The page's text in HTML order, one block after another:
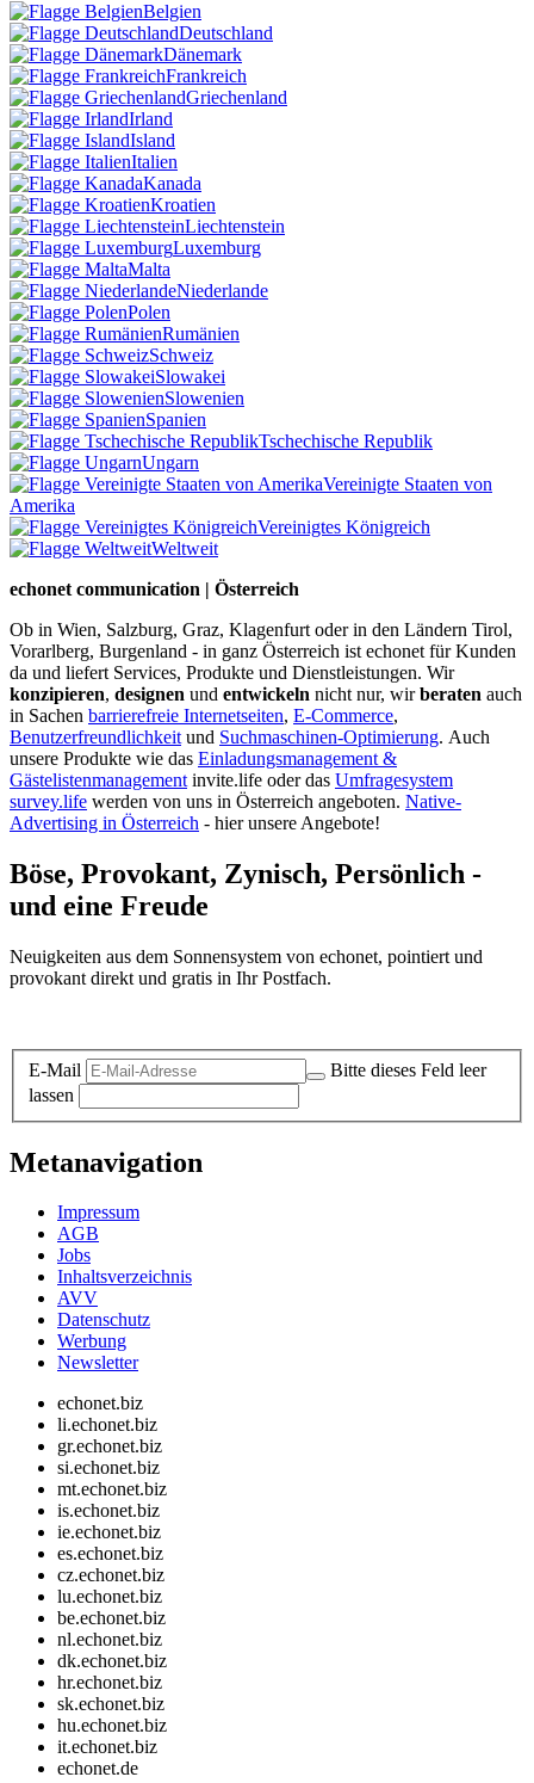
Belgien
Deutschland
Dänemark
Frankreich
Griechenland
Irland
Island
Italien
Kanada
Kroatien
Liechtenstein
Luxemburg
Malta
Niederlande
Polen
Rumänien
Schweiz
Slowakei
Slowenien
Spanien
Tschechische Republik
Ungarn
Vereinigte Staaten von
Amerika
Vereinigtes Königreich
Weltweit
echonet communication | Österreich
Ob in Wien, Salzburg, Graz, Klagenfurt oder in den Ländern Tirol,
Vorarlberg, Burgenland - in ganz Österreich ist echonet für Kunden
da und liefert Services, Produkte und Dienstleistungen. Wir
konzipieren, designen und entwickeln nicht nur, wirberaten auch
in Sachen barrierefreie Internetseiten, E-Commerce,
Benutzerfreundlichkeit und Suchmaschinen-Optimierung. Auch
unsere Produkte wie das Einladungsmanagement &
Gästelistenmanagement invite.life oder das Umfragesystem
survey.life werden von uns in Österreich angeboten. Native-
Advertising in Österreich - hier unsere Angebote!
Böse, Provokant, Zynisch, Persönlich -
und eine Freude
Neuigkeiten aus dem Sonnensystem von echonet, pointiert und
provokant direkt und gratis in Ihr Postfach.
E-Mail
Bitte dieses Feld leer
lassen
Metanavigation
Impressum
AGB
Jobs
Inhaltsverzeichnis
AVV
Datenschutz
Werbung
Newsletter
echonet.biz
li.echonet.biz
gr.echonet.biz
si.echonet.biz
mt.echonet.biz
is.echonet.biz
ie.echonet.biz
es.echonet.biz
cz.echonet.biz
lu.echonet.biz
be.echonet.biz
nl.echonet.biz
dk.echonet.biz
hr.echonet.biz
sk.echonet.biz
hu.echonet.biz
it.echonet.biz
echonet.de